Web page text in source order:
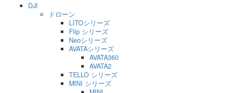
DJI
ドローン
LITOシリーズ
Flip シリーズ
Neoシリーズ
AVATAシリーズ
AVATA360
AVATA2
TELLO シリーズ
MINI シリーズ